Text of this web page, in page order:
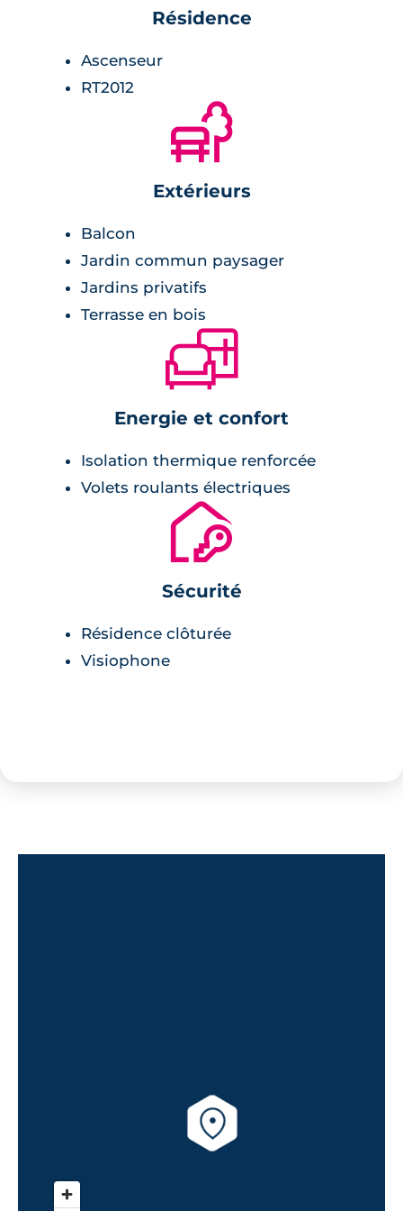
résidence au label NF Habitat,
RT2012,
isolation thermique et phonique optimale,
parking en sous-sol sécurisé,
architecture moderne et contemporaine.
Résidence
Ascenseur
RT2012
🌲
Extérieurs
Balcon
Jardin commun paysager
Jardins privatifs
Terrasse en bois
🛋
Energie et confort
Isolation thermique renforcée
Volets roulants électriques
🔐
Sécurité
Résidence clôturée
Visiophone